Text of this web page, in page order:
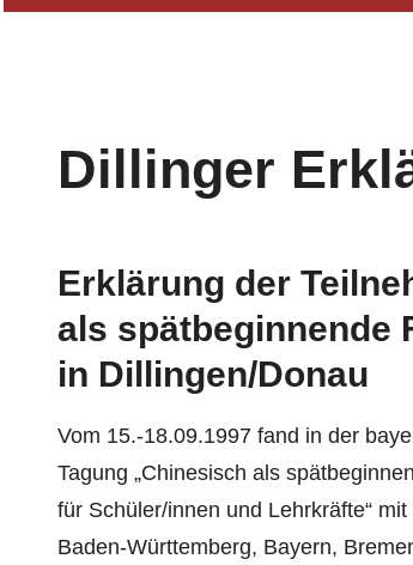
Dillinger
Erklärung der
als spätbeginnende
in Dillingen/Donau
Vom 15.-18.09.1997 fand in der
Tagung „Chinesisch als
für Schüler/innen und Lehrkräfte“
Baden-Württemberg, Bayern,